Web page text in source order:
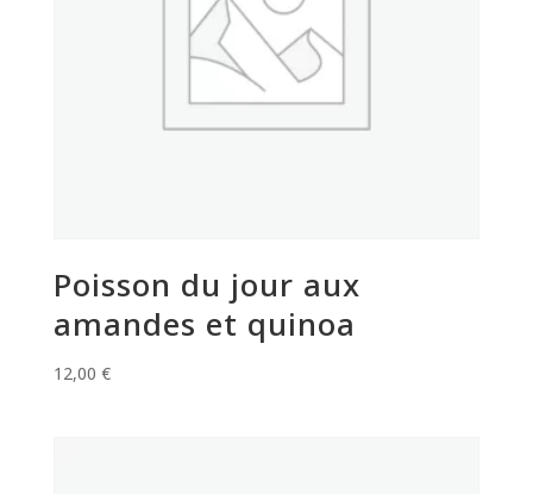
Poisson du jour aux
amandes et quinoa
12,00 €